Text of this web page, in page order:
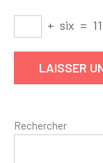
+ six = 11
Rechercher